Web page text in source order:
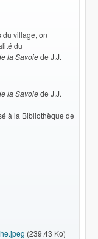
du village, on
du
la Savoiede J.J.
la Savoiede J.J.
à la Bibliothèque de
(239.43 Ko)